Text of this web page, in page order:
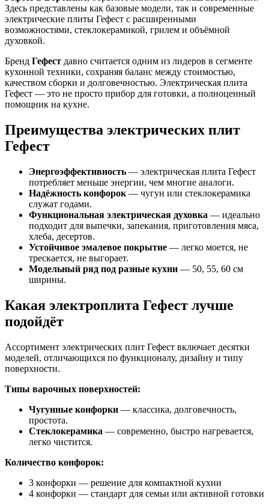
Здесь представлены как базовые модели, так и современные
электрические плиты Гефест с расширенными
возможностями, стеклокерамикой, грилем и объёмной
духовкой.
Бренд Гефест давно считается одним из лидеров в сегменте
кухонной техники, сохраняя баланс между стоимостью,
качеством сборки и долговечностью. Электрическая плита
Гефест — это не просто прибор для готовки, а полноценный
помощник на кухне.
Преимущества электрических плит
Гефест
Энергоэффективность — электрическая плита Гефест
потребляет меньше энергии, чем многие аналоги.
Надёжность конфорок — чугун или стеклокерамика
служат годами.
Функциональная электрическая духовка — идеально
подходит для выпечки, запекания, приготовления мяса,
хлеба, десертов.
Устойчивое эмалевое покрытие — легко моется, не
трескается, не выгорает.
Модельный ряд под разные кухни — 50, 55, 60 см
ширины.
Какая электроплита Гефест лучше
подойдёт
Ассортимент электрических плит Гефест включает десятки
моделей, отличающихся по функционалу, дизайну и типу
поверхности.
Типы варочных поверхностей:
Чугунные конфорки — классика, долговечность,
простота.
Стеклокерамика — современно, быстро нагревается,
легко чистится.
Количество конфорок:
3 конфорки — решение для компактной кухни
4 конфорки — стандарт для семьи или активной готовки